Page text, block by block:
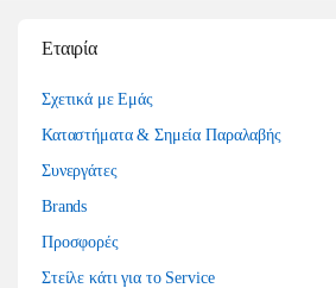
Εταιρία
Σχετικά με Εμάς
Καταστήματα & Σημεία Παραλαβής
Συνεργάτες
Brands
Προσφορές
Στείλε κάτι για το Service